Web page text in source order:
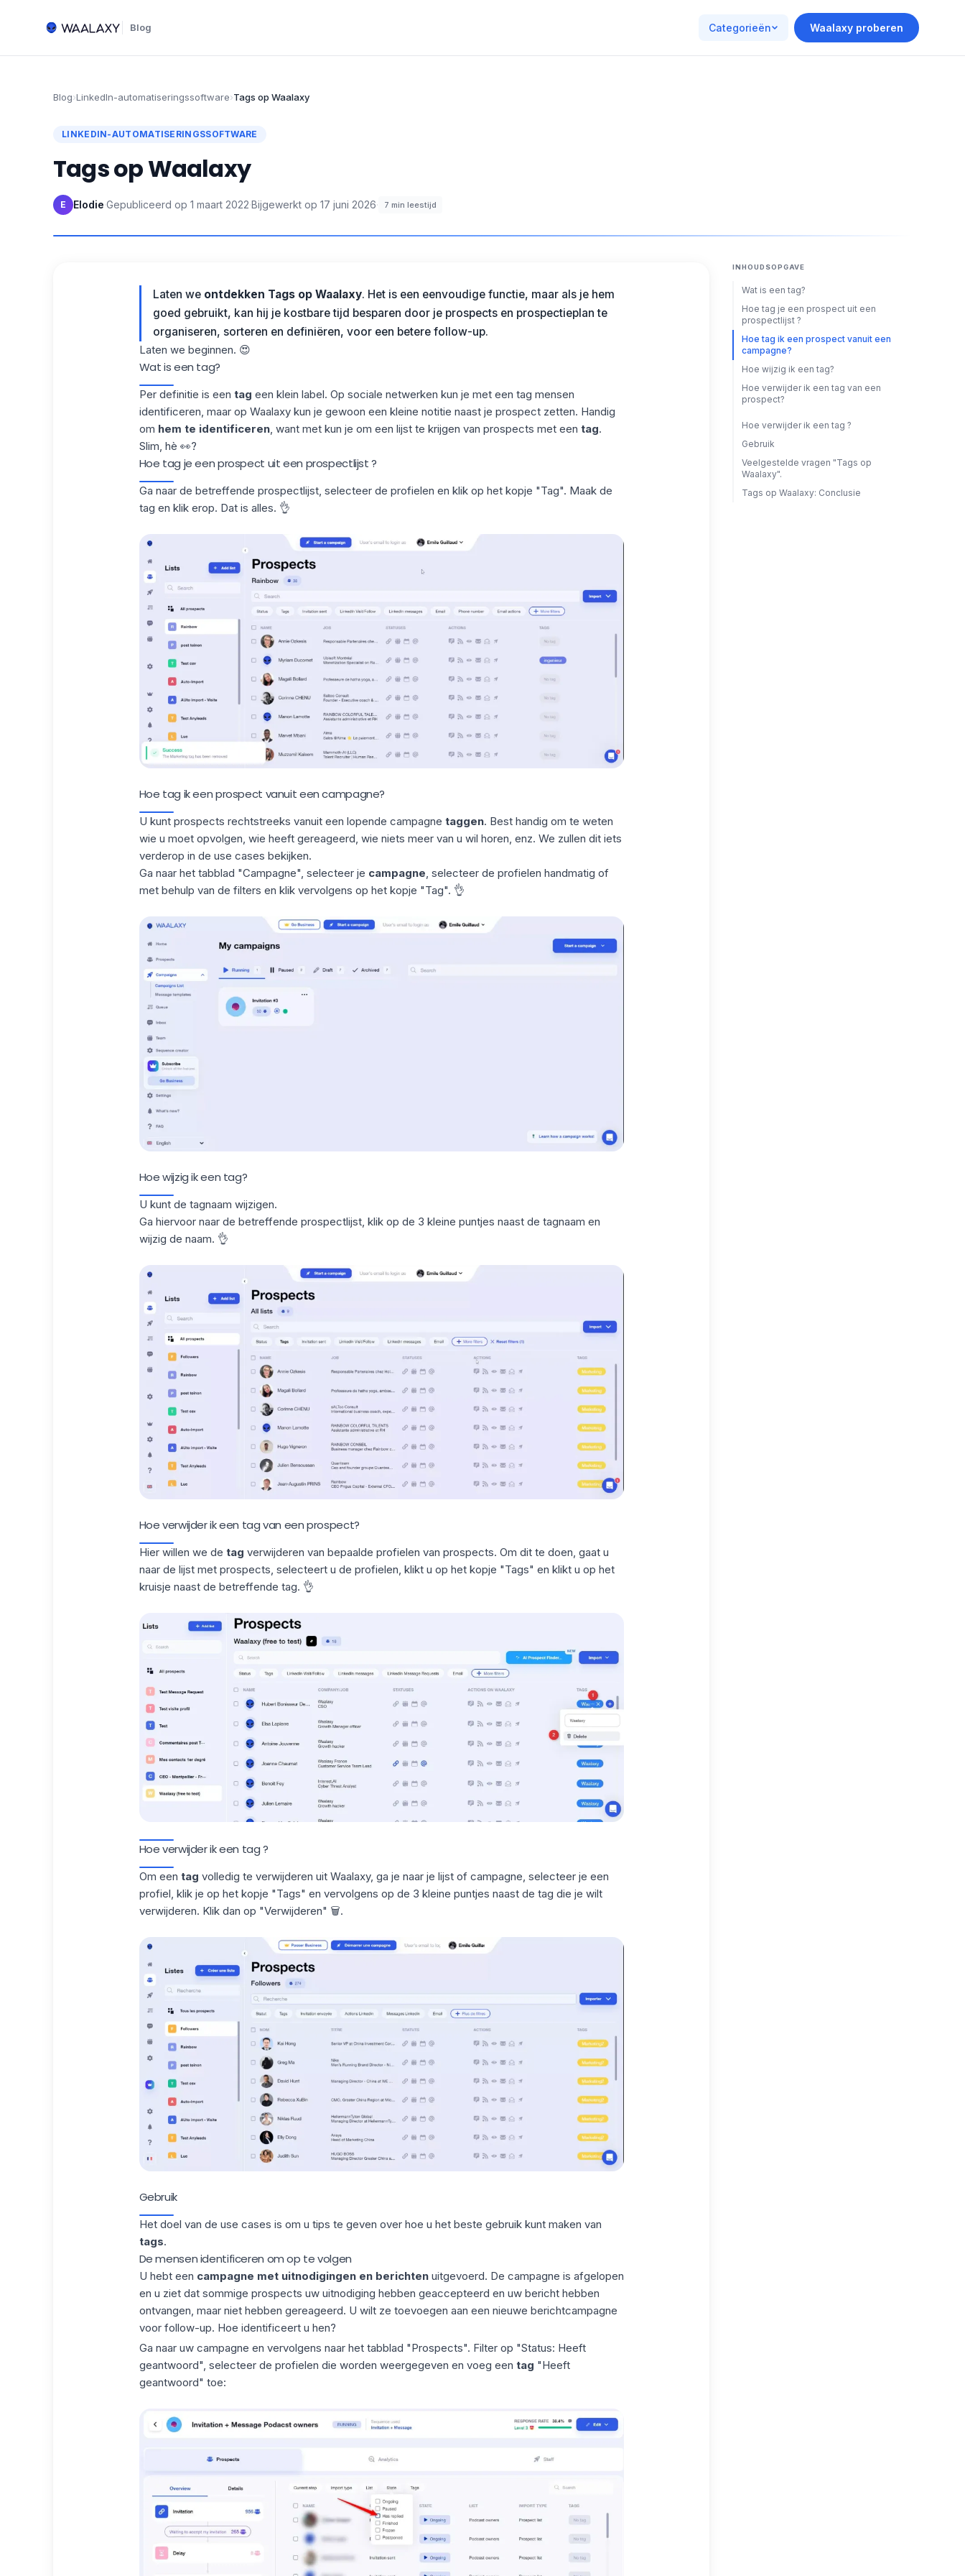
Blog Categorieën Waalaxy proberen
Blog›LinkedIn-automatiseringssoftware›Tags op Waalaxy
LINKEDIN-AUTOMATISERINGSSOFTWARE
Tags op Waalaxy
E Elodie·Gepubliceerd op 1 maart 2022·Bijgewerkt op 17 juni 2026· 7 min leestijd
Laten we ontdekken Tags op Waalaxy. Het is een eenvoudige functie, maar als je hem
goed gebruikt, kan hij je kostbare tijd besparen door je prospects en prospectieplan te
organiseren, sorteren en definiëren, voor een betere follow-up.
Laten we beginnen. 😍
Wat is een tag?
Per definitie is een tag een klein label. Op sociale netwerken kun je met een tag mensen
identificeren, maar op Waalaxy kun je gewoon een kleine notitie naast je prospect zetten. Handig
om hem te identificeren, want met kun je om een lijst te krijgen van prospects met een tag.
Slim, hè 👀?
Hoe tag je een prospect uit een prospectlijst ?
Ga naar de betreffende prospectlijst, selecteer de profielen en klik op het kopje "Tag". Maak de
tag en klik erop. Dat is alles. 👌
Hoe tag ik een prospect vanuit een campagne?
U kunt prospects rechtstreeks vanuit een lopende campagne taggen. Best handig om te weten
wie u moet opvolgen, wie heeft gereageerd, wie niets meer van u wil horen, enz. We zullen dit iets
verderop in de use cases bekijken.
Ga naar het tabblad "Campagne", selecteer je campagne, selecteer de profielen handmatig of
met behulp van de filters en klik vervolgens op het kopje "Tag". 👌
Hoe wijzig ik een tag?
U kunt de tagnaam wijzigen.
Ga hiervoor naar de betreffende prospectlijst, klik op de 3 kleine puntjes naast de tagnaam en
wijzig de naam. 👌
Hoe verwijder ik een tag van een prospect?
Hier willen we de tag verwijderen van bepaalde profielen van prospects. Om dit te doen, gaat u
naar de lijst met prospects, selecteert u de profielen, klikt u op het kopje "Tags" en klikt u op het
kruisje naast de betreffende tag. 👌
Hoe verwijder ik een tag ?
Om een tag volledig te verwijderen uit Waalaxy, ga je naar je lijst of campagne, selecteer je een
profiel, klik je op het kopje "Tags" en vervolgens op de 3 kleine puntjes naast de tag die je wilt
verwijderen. Klik dan op "Verwijderen" 🗑️.
Gebruik
Het doel van de use cases is om u tips te geven over hoe u het beste gebruik kunt maken van
tags.
De mensen identificeren om op te volgen
U hebt een campagne met uitnodigingen en berichtenuitgevoerd. De campagne is afgelopen
en u ziet dat sommige prospects uw uitnodiging hebben geaccepteerd en uw bericht hebben
ontvangen, maar niet hebben gereageerd. U wilt ze toevoegen aan een nieuwe berichtcampagne
voor follow-up. Hoe identificeert u hen?
Ga naar uw campagne en vervolgens naar het tabblad "Prospects". Filter op "Status: Heeft
geantwoord", selecteer de profielen die worden weergegeven en voeg een tag "Heeft
geantwoord" toe:
INHOUDSOPGAVE
Wat is een tag?
Hoe tag je een prospect uit een
prospectlijst ?
Hoe tag ik een prospect vanuit een
campagne?
Hoe wijzig ik een tag?
Hoe verwijder ik een tag van een
prospect?
Hoe verwijder ik een tag ?
Gebruik
Veelgestelde vragen "Tags op
Waalaxy".
Tags op Waalaxy: Conclusie